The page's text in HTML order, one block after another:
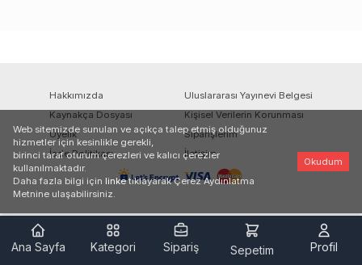
Hakkımızda
Uluslararası Yayınevi Belgesi
Kaynakça Dosyası
Kişisel Verilerin Korunması
Üyelik
Siparişlerim
İade Politikası
İletişim
Ana Sayfa Kategori Sipariş Sepetim Profil
Web sitemizde sunulan ve açıkça talep etmiş olduğunuz
hizmetler için kesinlikle gerekli,
birinci taraf oturum çerezleri ve kalıcı çerezler
kullanılmaktadır.
Daha fazla bilgi için linke tıklayarak Çerez Aydınlatma
Metnine ulaşabilirsiniz.
Okudum